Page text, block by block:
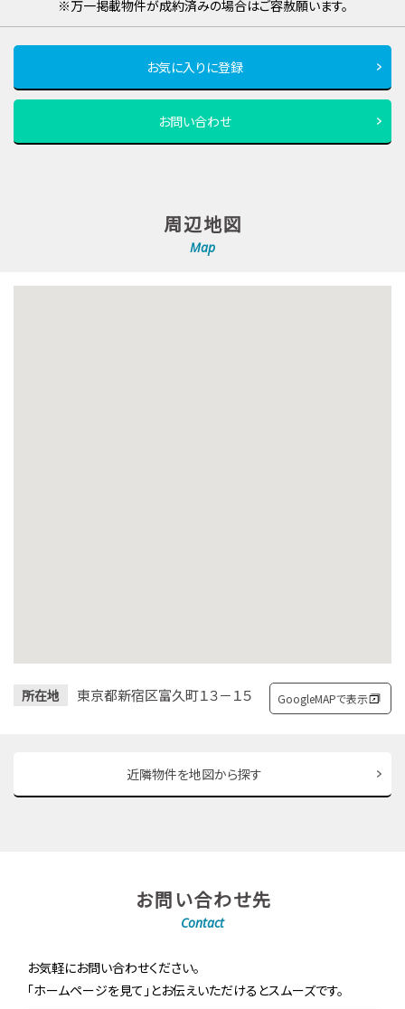
※万一掲載物件が成約済みの場合はご容赦願います。
お気に入りに登録
お問い合わせ
周辺地図
Map
所在地 東京都新宿区富久町１３－１５ GoogleMAPで表示
近隣物件を地図から探す
お問い合わせ先
Contact
お気軽にお問い合わせください。
「ホームページを見て」とお伝えいただけるとスムーズです。